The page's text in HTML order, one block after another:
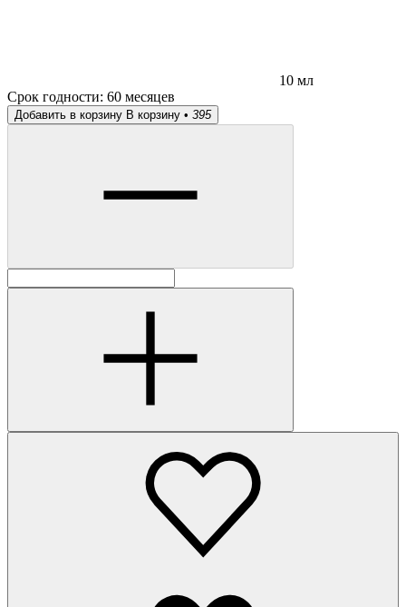
10 мл
Срок годности: 60 месяцев
Добавить в корзину В корзину • 395